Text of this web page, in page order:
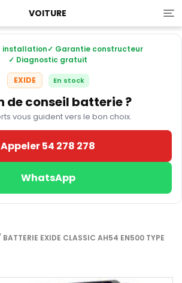
VOITURE
installation✓ Garantie constructeur
✓ Diagnostic gratuit
EXIDE
En stock
de conseil batterie ?
vous guident vers le bon choix.
Appeler 54 278 278
WhatsApp
BATTERIE EXIDE CLASSIC AH54 EN500 TYPE